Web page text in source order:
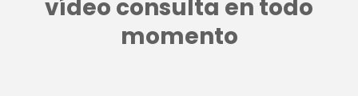
vídeo consulta en todo
momento